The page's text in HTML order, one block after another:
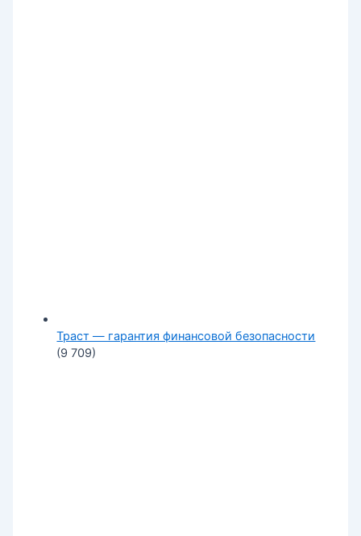
Траст — гарантия финансовой безопасности
(9 709)